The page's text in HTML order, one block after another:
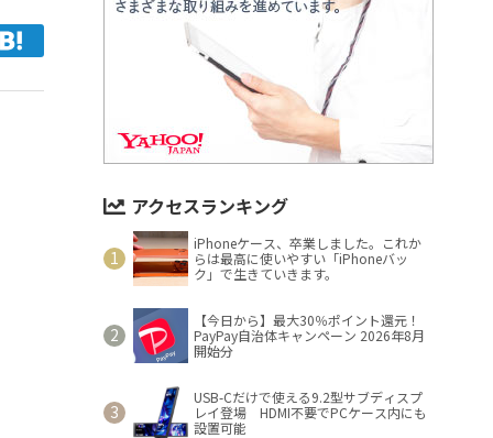
アクセスランキング
iPhoneケース、卒業しました。これか
らは最高に使いやすい「iPhoneバッ
ク」で生きていきます。
【今日から】最大30％ポイント還元！
PayPay自治体キャンペーン 2026年8月
開始分
USB-Cだけで使える9.2型サブディスプ
レイ登場 HDMI不要でPCケース内にも
設置可能